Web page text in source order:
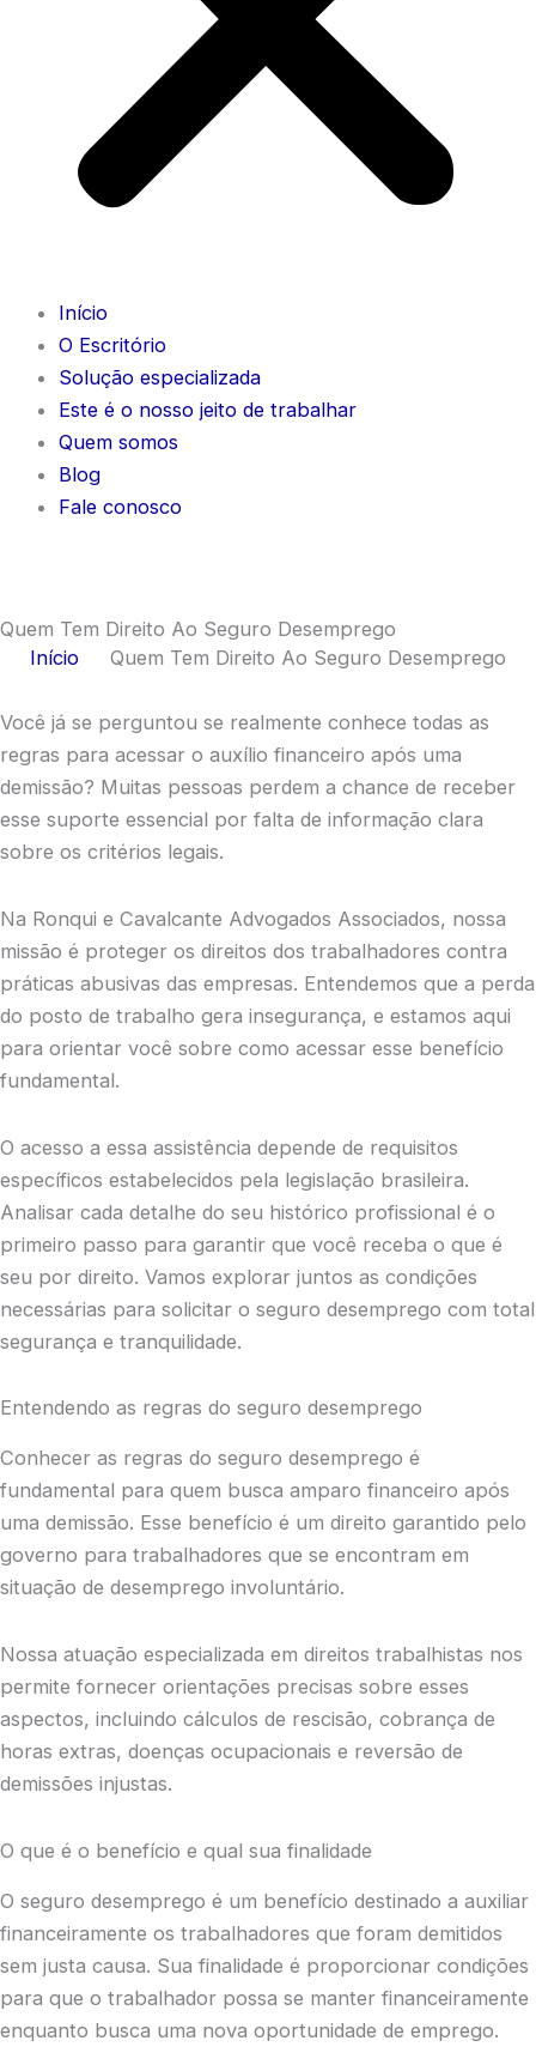
Início
O Escritório
Solução especializada
Este é o nosso jeito de trabalhar
Quem somos
Blog
Fale conosco
Quem Tem Direito Ao Seguro Desemprego
Início
Quem Tem Direito Ao Seguro Desemprego
Você já se perguntou se realmente conhece todas as
regras para acessar o auxílio financeiro após uma
demissão? Muitas pessoas perdem a chance de receber
esse suporte essencial por falta de informação clara
sobre os critérios legais.
Na Ronqui e Cavalcante Advogados Associados, nossa
missão é proteger os direitos dos trabalhadores contra
práticas abusivas das empresas. Entendemos que a perda
do posto de trabalho gera insegurança, e estamos aqui
para orientar você sobre como acessar esse benefício
fundamental.
O acesso a essa assistência depende de requisitos
específicos estabelecidos pela legislação brasileira.
Analisar cada detalhe do seu histórico profissional é o
primeiro passo para garantir que você receba o que é
seu por direito. Vamos explorar juntos as condições
necessárias para solicitar o seguro desemprego com total
segurança e tranquilidade.
Entendendo as regras do seguro desemprego
Conhecer as regras do seguro desemprego é
fundamental para quem busca amparo financeiro após
uma demissão. Esse benefício é um direito garantido pelo
governo para trabalhadores que se encontram em
situação de desemprego involuntário.
Nossa atuação especializada em direitos trabalhistas nos
permite fornecer orientações precisas sobre esses
aspectos, incluindo cálculos de rescisão, cobrança de
horas extras, doenças ocupacionais e reversão de
demissões injustas.
O que é o benefício e qual sua finalidade
O seguro desemprego é um benefício destinado a auxiliar
financeiramente os trabalhadores que foram demitidos
sem justa causa. Sua finalidade é proporcionar condições
para que o trabalhador possa se manter financeiramente
enquanto busca uma nova oportunidade de emprego.